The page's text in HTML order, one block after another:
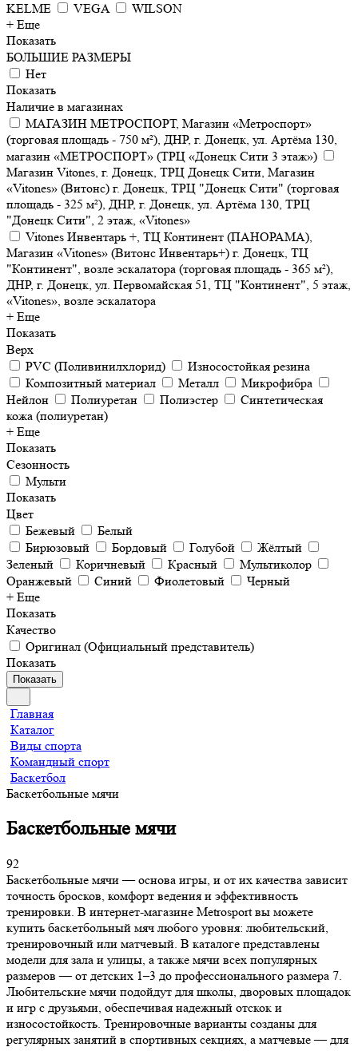
KELME
VEGA
WILSON
+ Еще
Показать
БОЛЬШИЕ РАЗМЕРЫ
Нет
Показать
Наличие в магазинах
МАГАЗИН МЕТРОСПОРТ, Магазин «Метроспорт»
(торговая площадь - 750 м²), ДНР, г. Донецк, ул. Артёма 130,
магазин «МЕТРОСПОРТ» (ТРЦ «Донецк Сити 3 этаж»)
Магазин Vitones, г. Донецк, ТРЦ Донецк Сити, Магазин
«Vitones» (Витонс) г. Донецк, ТРЦ "Донецк Сити" (торговая
площадь - 325 м²), ДНР, г. Донецк, ул. Артёма 130, ТРЦ
"Донецк Сити", 2 этаж, «Vitones»
Vitones Инвентарь +, ТЦ Континент (ПАНОРАМА),
Магазин «Vitones» (Витонс Инвентарь+) г. Донецк, ТЦ
"Континент", возле эскалатора (торговая площадь - 365 м²),
ДНР, г. Донецк, ул. Первомайская 51, ТЦ "Континент", 5 этаж,
«Vitones», возле эскалатора
+ Еще
Показать
Верх
PVC (Поливинилхлорид)
Износостойкая резина
Композитный материал
Металл
Микрофибра
Нейлон
Полиуретан Полиэстер
Синтетическая
кожа (полиуретан)
+ Еще
Показать
Сезонность
Мульти
Показать
Цвет
Бежевый
Белый
Бирюзовый
Бордовый Голубой
Жёлтый
Зеленый
Коричневый Красный
Мультиколор
Оранжевый
Синий Фиолетовый
Черный
+ Еще
Показать
Качество
Оригинал (Официальный представитель)
Показать
Показать
Главная
Каталог
Виды спорта
Командный спорт
Баскетбол
Баскетбольные мячи
Баскетбольные мячи
92
Баскетбольные мячи — основа игры, и от их качества зависит
точность бросков, комфорт ведения и эффективность
тренировки. В интернет-магазине Metrosport вы можете
купить баскетбольный мяч любого уровня: любительский,
тренировочный или матчевый. В каталоге представлены
модели для зала и улицы, а также мячи всех популярных
размеров — от детских 1–3 до профессионального размера 7.
Любительские мячи подойдут для школы, дворовых площадок
и игр с друзьями, обеспечивая надежный отскок и
износостойкость. Тренировочные варианты созданы для
регулярных занятий в спортивных секциях, а матчевые — для